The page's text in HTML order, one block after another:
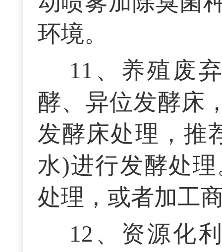
环境。
11、养殖废
酵、异位发酵床
发酵床处理，推
水)进行发酵处
处理，或者加工
12、资源化